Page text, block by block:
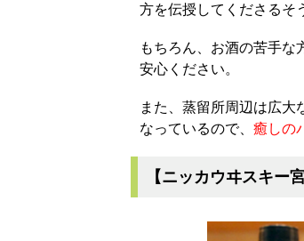
方を伝授してくださるそ
もちろん、お酒の苦手な
安心ください。
また、蒸留所周辺は広大
なっているので、 癒しの
【ニッカウヰスキー